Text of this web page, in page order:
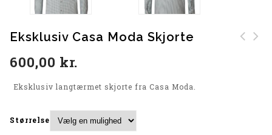
Eksklusiv Casa Moda Skjorte
600,00 kr.
Eksklusiv langtærmet skjorte fra Casa Moda.
Størrelse